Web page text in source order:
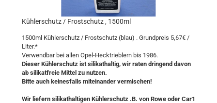
Kühlerschutz / Frostschutz , 1500ml
1500ml Kühlerschutz / Frostschutz (blau) . Grundpreis 5,67€ /
Liter.*
Verwendbar bei allen Opel-Hecktrieblern bis 1986.
Dieser Kühlerschutz ist silikathaltig, wir raten dringend davon
ab silikatfreie Mittel zu nutzen.
Bitte auch keinesfalls miteinander vermischen!
Wir liefern silikathaltigen Kühlerschutz .B. von Rowe oder Car1